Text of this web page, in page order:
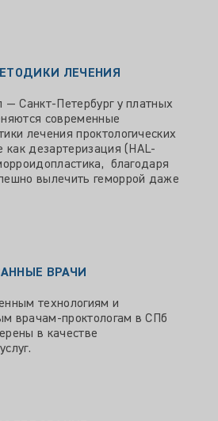
ЛЕЧЕНИЯ
Санкт-Петербург у платных
современные
лечения проктологических
как дезартеризация (HAL-
благодаря
вылечить геморрой даже
ВРАЧИ
технологиям и
врачам-проктологам в СПб
в качестве